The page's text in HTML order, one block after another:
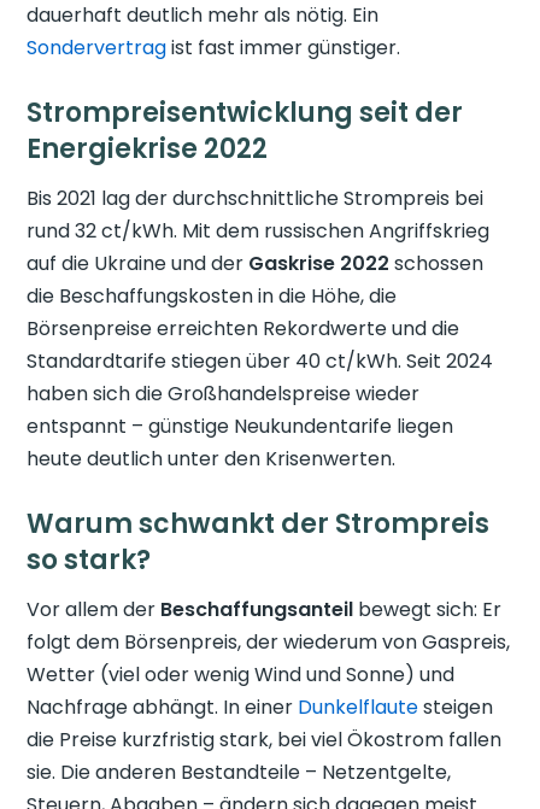
dauerhaft deutlich mehr als nötig. Ein
Sondervertragist fast immer günstiger.
Strompreisentwicklung seit der
Energiekrise 2022
Bis 2021 lag der durchschnittliche Strompreis bei
rund 32 ct/kWh. Mit dem russischen Angriffskrieg
auf die Ukraine und der Gaskrise 2022 schossen
die Beschaffungskosten in die Höhe, die
Börsenpreise erreichten Rekordwerte und die
Standardtarife stiegen über 40 ct/kWh. Seit 2024
haben sich die Großhandelspreise wieder
entspannt – günstige Neukundentarife liegen
heute deutlich unter den Krisenwerten.
Warum schwankt der Strompreis
so stark?
Vor allem der Beschaffungsanteil bewegt sich: Er
folgt dem Börsenpreis, der wiederum von Gaspreis,
Wetter (viel oder wenig Wind und Sonne) und
Nachfrage abhängt. In einer Dunkelflautesteigen
die Preise kurzfristig stark, bei viel Ökostrom fallen
sie. Die anderen Bestandteile – Netzentgelte,